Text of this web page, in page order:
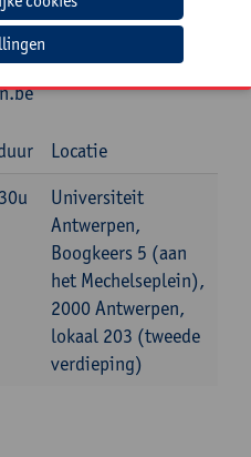
03 265 29 89,
Locatie
Universiteit
Antwerpen,
Boogkeers 5 (aan
het Mechelseplein),
2000 Antwerpen,
lokaal 203 (tweede
verdieping)